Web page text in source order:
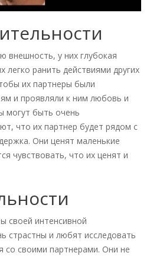
внешность, у них глубокая
легко ранить действиями других
их партнеры были
и проявляли к ним любовь и
могут быть очень
что их партнер будет рядом с
Они ценят маленькие
чувствовать, что их ценят и
своей интенсивной
страстны и любят исследовать
со своими партнерами. Они не